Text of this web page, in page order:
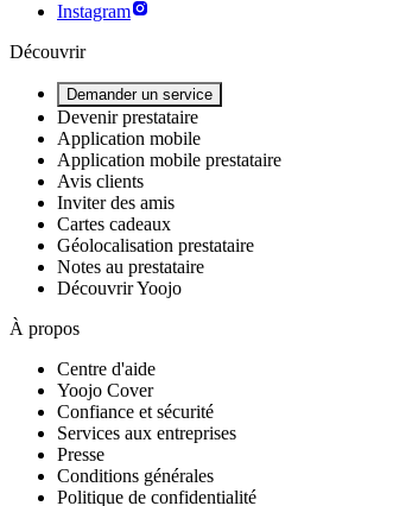
Instagram
Découvrir
Demander un service
Devenir prestataire
Application mobile
Application mobile prestataire
Avis clients
Inviter des amis
Cartes cadeaux
Géolocalisation prestataire
Notes au prestataire
Découvrir Yoojo
À propos
Centre d'aide
Yoojo Cover
Confiance et sécurité
Services aux entreprises
Presse
Conditions générales
Politique de confidentialité